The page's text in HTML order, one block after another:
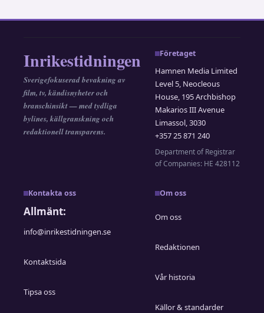
Inrikestidningen
Sverigefokuserad bevakning av
film, tv, kändisnyheter och
branschinsikt — med tydliga
bylines, källgranskning och
redaktionell transparens.
Företaget
Hamnen Media Limited
Level 5, Neocleous
House, 195 Archbishop
Makarios III Avenue
Limassol, 3030
+357 25 871 240
Department of Registrar
of Companies: HE 428112
Kontakta oss
Allmänt:
info@inrikestidningen.se
Kontaktsida
Tipsa oss
Om oss
Om oss
Redaktionen
Vår historia
Källor & standarder